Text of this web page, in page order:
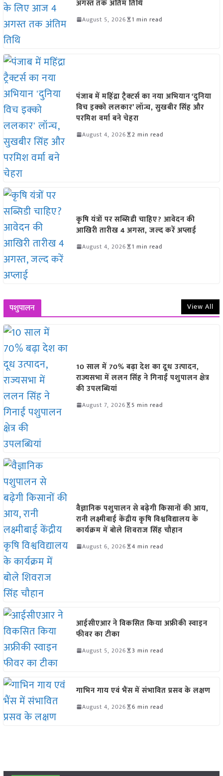
अगस्त तक अंतिम तिथि
August 5, 2026 1 min read
पंजाब में महिंद्रा ट्रैक्टर्स का नया अभियान ‘दुनिया
विच इक्को ललकार’ लॉन्च, सुखबीर सिंह और
परमिश वर्मा बने चेहरा
August 4, 2026 2 min read
कृषि यंत्रों पर सब्सिडी चाहिए? आवेदन की
आखिरी तारीख 4 अगस्त, जल्द करें अप्लाई
August 4, 2026 1 min read
पशुपालन View All
10 साल में 70% बढ़ा देश का दूध उत्पादन,
राज्यसभा में ललन सिंह ने गिनाईं पशुपालन क्षेत्र
की उपलब्धियां
August 7, 2026 5 min read
वैज्ञानिक पशुपालन से बढ़ेगी किसानों की आय,
रानी लक्ष्मीबाई केंद्रीय कृषि विश्वविद्यालय के
कार्यक्रम में बोले शिवराज सिंह चौहान
August 6, 2026 4 min read
आईसीएआर ने विकसित किया अफ्रीकी स्वाइन
फीवर का टीका
August 5, 2026 3 min read
गाभिन गाय एवं भैंस में संभावित प्रसव के लक्षण
August 4, 2026 6 min read